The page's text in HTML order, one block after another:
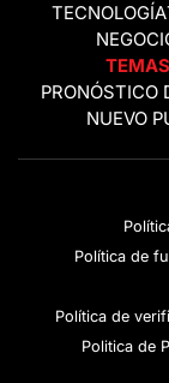
TECNOLOGÍA
PRONÓSTICO
NUEVO
Política de
Política de
Politica de